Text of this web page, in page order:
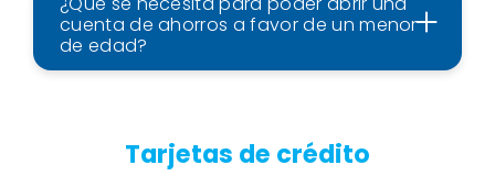
cuenta de ahorros a favor de un menor
de edad?
Tarjetas de crédito